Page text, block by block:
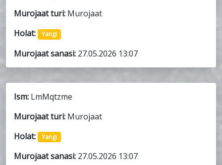
Murojaat turi: Murojaat
Holat:
Yangi
Murojaat sanasi: 27.05.2026 13:07
Ism: LmMqtzme
Murojaat turi: Murojaat
Holat:
Yangi
Murojaat sanasi: 27.05.2026 13:07